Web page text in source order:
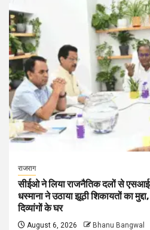
राजराग
सीईओ ने लिया राजनैतिक दलों से
धस्माना ने उठाया झूठी शिकायतों का
दिव्यांगों के घर
August 6, 2026 Bhanu Bangwal